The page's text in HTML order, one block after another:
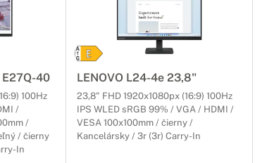
Lenovo LEGION
hier zaručene ocení kvalitné parametre herných
Lenovo ThinkVision
E27Q-40
100Hz
/
/
/ čierny
In
LENOVO L24-4e 23,8"
23,8" FHD 1920x1080px (16:9) 100Hz
IPS WLED sRGB 99% / VGA / HDMI /
VESA 100x100mm / čierny /
Kancelársky / 3r (3r) Carry-In